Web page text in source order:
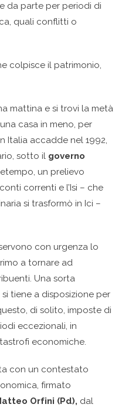
da parte per periodi di
quali conflitti o
colpisce il patrimonio,
mattina e si trovi la metà
casa in meno, per
Italia accadde nel 1992,
sotto il governo
un prelievo
correnti e l’Isi – che
si trasformò in Ici –
con urgenza lo
a tornare ad
Una sorta
tiene a disposizione per
di solito, imposte di
eccezionali, in
economiche.
con un contestato
firmato
Orfini (Pd), dal